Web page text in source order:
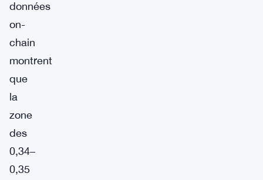
données
on-
chain
montrent
que
la
zone
des
0,34–
0,35